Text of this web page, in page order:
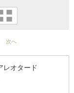
次へ
レオタード